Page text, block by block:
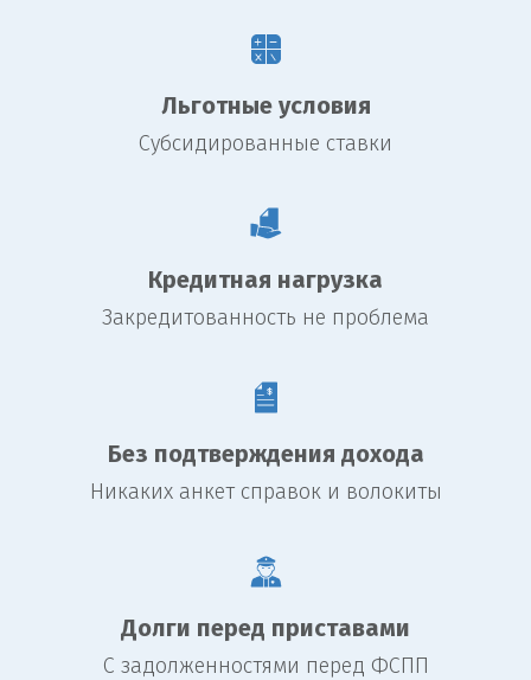
Льготные условия
Субсидированные ставки
Кредитная нагрузка
Закредитованность не проблема
Без подтверждения дохода
Никаких анкет справок и волокиты
Долги перед приставами
С задолженностями перед ФСПП